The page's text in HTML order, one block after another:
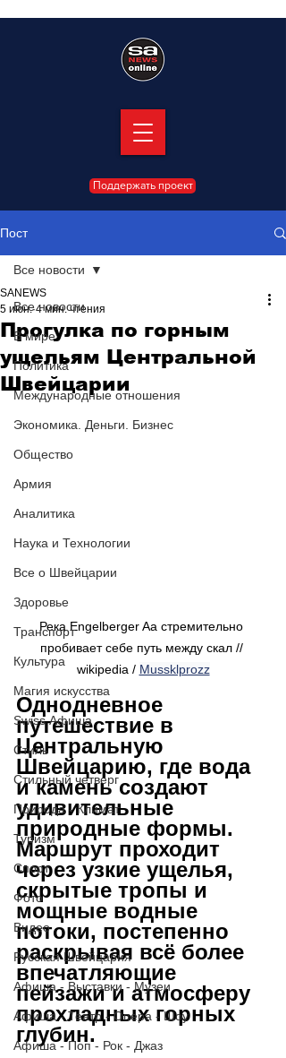
Поддержать проект
Пост
Все новости
В мире
Политика
Международные отношения
Экономика. Деньги. Бизнес
Общество
Армия
Аналитика
Наука и Технологии
Все о Швейцарии
Здоровье
Транспорт
Культура
Магия искусства
Swiss Афиша
Стиль
Стильный четверг
Природа - Климат
Туризм
Спорт
Фото
Видео
Русская Швейцария
Афиша - Выставки - Музеи
Афиша - Театр - Опера - Шоу
Афиша - Поп - Рок - Джаз
Все новости
Прогулка по горным
ущельям Центральной
Швейцарии
SANEWS
5 июн. 4 мин. чтения
Река Engelberger Aa стремительно
пробивает себе путь между скал //
wikipedia / Mussklprozz
Однодневное
путешествие в
Центральную
Швейцарию, где вода
и камень создают
удивительные
природные формы.
Маршрут проходит
через узкие ущелья,
скрытые тропы и
мощные водные
потоки, постепенно
раскрывая всё более
впечатляющие
пейзажи и атмосферу
прохладных горных
глубин.